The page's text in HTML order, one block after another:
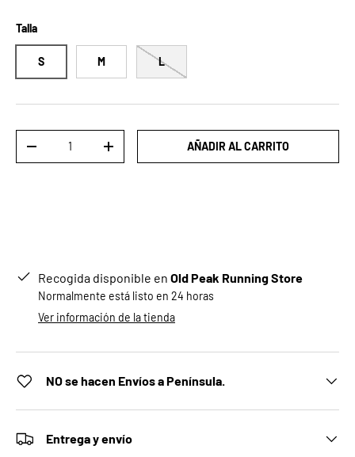
Talla
S M L
DISMINUIR CANTIDADAUMENTAR LA CANTIDADAÑADIR AL CARRITO
Recogida disponible en Old Peak Running Store
Normalmente está listo en 24 horas
Ver información de la tienda
NO se hacen Envíos a Península.
Entrega y envío